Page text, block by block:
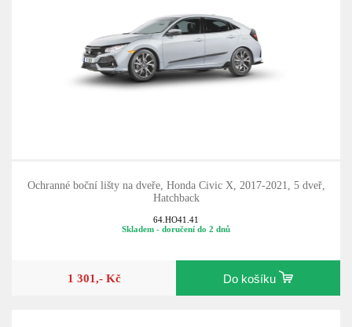
Ochranné boční lišty na dveře, Honda Civic X, 2017-2021, 5 dveř,
Hatchback
64.HO41.41
Skladem - doručení do 2 dnů
1 301,- Kč Do košíku